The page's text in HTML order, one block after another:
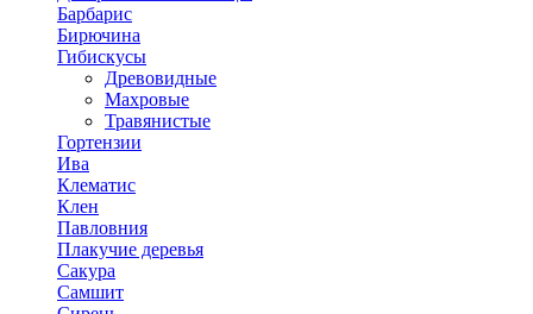
Барбарис
Бирючина
Гибискусы
Древовидные
Махровые
Травянистые
Гортензии
Ива
Клематис
Клен
Павловния
Плакучие деревья
Сакура
Самшит